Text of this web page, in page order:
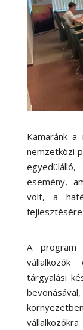
Kamaránk
nemzetközi
esemény,
volt, a
A
tárgyalási